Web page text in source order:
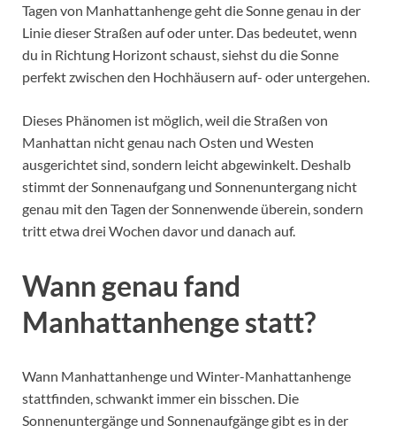
Tagen von Manhattanhenge geht die Sonne genau in der
Linie dieser Straßen auf oder unter. Das bedeutet, wenn
du in Richtung Horizont schaust, siehst du die Sonne
perfekt zwischen den Hochhäusern auf- oder untergehen.
Dieses Phänomen ist möglich, weil die Straßen von
Manhattan nicht genau nach Osten und Westen
ausgerichtet sind, sondern leicht abgewinkelt. Deshalb
stimmt der Sonnenaufgang und Sonnenuntergang nicht
genau mit den Tagen der Sonnenwende überein, sondern
tritt etwa drei Wochen davor und danach auf.
Wann genau fand
Manhattanhenge statt?
Wann Manhattanhenge und Winter-Manhattanhenge
stattfinden, schwankt immer ein bisschen. Die
Sonnenuntergänge und Sonnenaufgänge gibt es in der